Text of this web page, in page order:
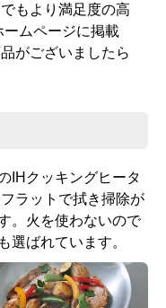
もより満足度の高
ムページに掲載
がございましたら
IHクッキングヒータ
ラットで拭き掃除が
。火を使わないので
選ばれています。